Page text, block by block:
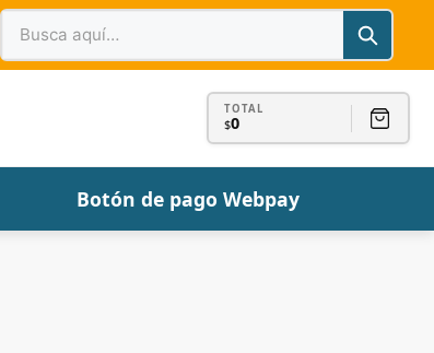
TOTAL
$0
Botón de pago Webpay